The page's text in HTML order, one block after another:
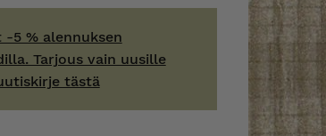
5 % alennuksen
Tarjous vain uusille
tästä